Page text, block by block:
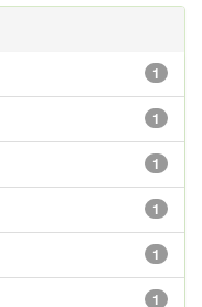
1
1
1
1
1
1